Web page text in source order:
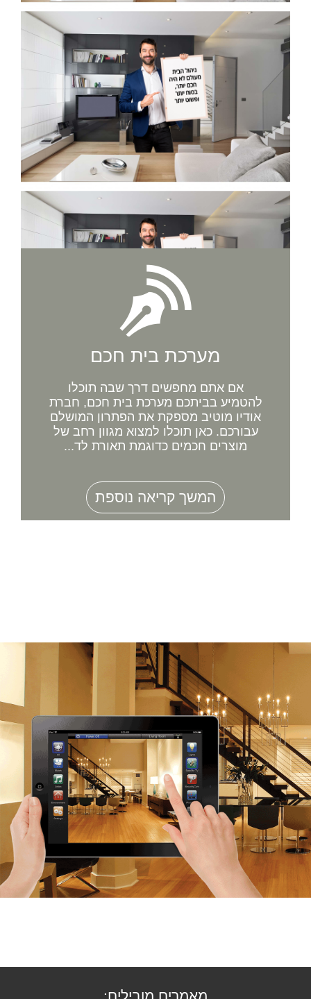
מערכת בית חכם
אם אתם מחפשים דרך שבה תוכלו
להטמיע בביתכם מערכת בית חכם, חברת
אודיו מוטיב מספקת את הפתרון המושלם
עבורכם. כאן תוכלו למצוא מגוון רחב של
מוצרים חכמים כדוגמת תאורת לד...
המשך קריאה נוספת
מאמרים מובילים: